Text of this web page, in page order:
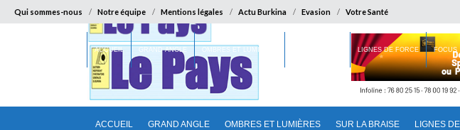
Qui sommes-nous Notre équipe Mentions légales Actu Burkina Evasion Votre Santé
ACCUEIL GRAND ANGLE OMBRES ET LUMIÈRES SUR LA BRAISE LIGNES
ACCUEIL GRAND ANGLE OMBRES ET LUMIÈRES LIGNES DE FORCE FOCUS